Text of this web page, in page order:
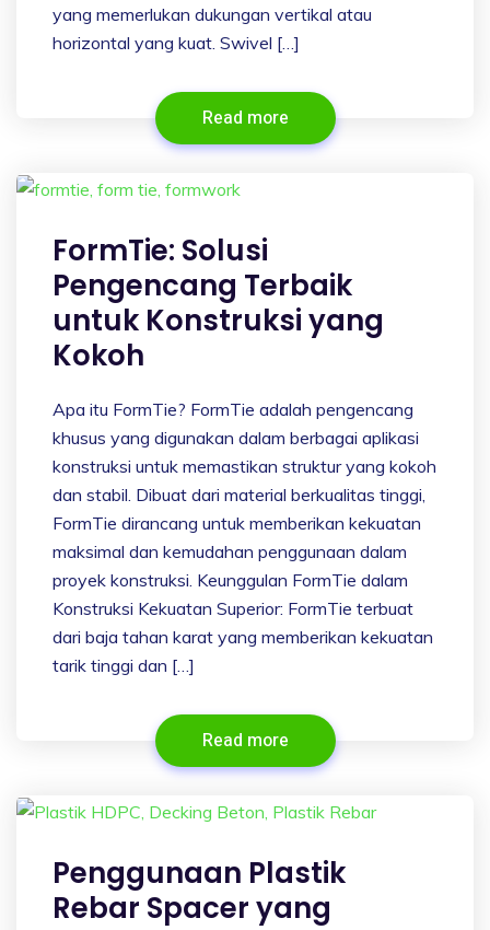
yang memerlukan dukungan vertikal atau
horizontal yang kuat. Swivel […]
Read more
FormTie: Solusi
Pengencang Terbaik
untuk Konstruksi yang
Kokoh
Apa itu FormTie? FormTie adalah pengencang
khusus yang digunakan dalam berbagai aplikasi
konstruksi untuk memastikan struktur yang kokoh
dan stabil. Dibuat dari material berkualitas tinggi,
FormTie dirancang untuk memberikan kekuatan
maksimal dan kemudahan penggunaan dalam
proyek konstruksi. Keunggulan FormTie dalam
Konstruksi Kekuatan Superior: FormTie terbuat
dari baja tahan karat yang memberikan kekuatan
tarik tinggi dan […]
Read more
Penggunaan Plastik
Rebar Spacer yang